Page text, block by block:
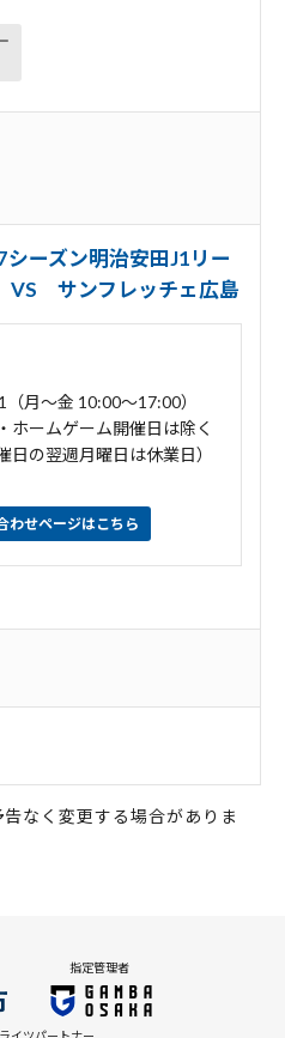
ーズン明治安田J1リー
サンフレッチェ広島
月～金 10:00～17:00）
ホームゲーム開催日は除く
日の翌週月曜日は休業日）
わせページはこちら
なく変更する場合がありま
指定管理者